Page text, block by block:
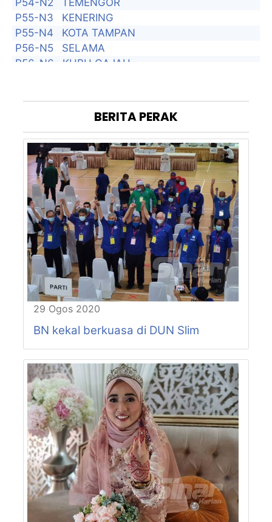
P55-N3
KENERING
P55-N4
KOTA TAMPAN
P56-N5
SELAMA
P56-N6
KUBU GAJAH
ALOR PONGSU
P58-N11
GUNONG SEMANGGOL
P58-N12
SELINSING
P59-N13
KUALA SEPETANG
P59-N14
CHANGKAT JERING
P59-N15
TRONG
P60-N16
KAMUNTING
P60-N17
POKOK ASSAM
P60-N18
AULONG
P61-N19
CHENDEROH
P61-N20
LUBOK MERBAU
P62-N21
LINTANG
P62-N22
JALONG
P63-N24
HULU KINTA
P64-N25
CANNING
P64-N26
TEBING TINGGI
P64-N27
PASIR PINJI
P65-N28
BERCHAM
P65-N29
KEPAYANG
P65-N30
BUNTONG
P66-N31
JELAPANG
P66-N32
MENGLEMBU
P66-N33
TRONOH
P67-N34
BUKIT CHANDAN
P67-N35
MANONG
PENGKALAN BAHARU
BERITAPERAK
29 Ogos 2020
BN kekal berkuasa di DUN Slim